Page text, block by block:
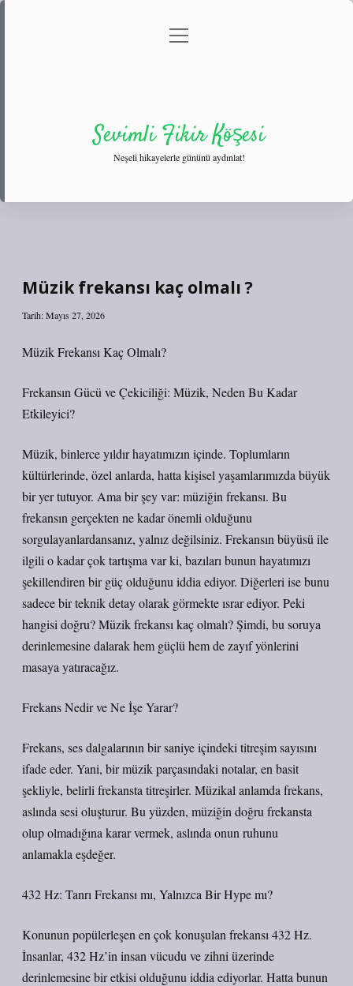
Gizlilik Politikası
menüyü
Sevimli Fikir Köşesi
Neşeli hikayelerle gününü aydınlat!
Müzik frekansı kaç olmalı ?
Tarih: Mayıs 27, 2026
Müzik Frekansı Kaç Olmalı?
Frekansın Gücü ve Çekiciliği: Müzik, Neden Bu Kadar
Etkileyici?
Müzik, binlerce yıldır hayatımızın içinde. Toplumların
kültürlerinde, özel anlarda, hatta kişisel yaşamlarımızda büyük
bir yer tutuyor. Ama bir şey var: müziğin frekansı. Bu
frekansın gerçekten ne kadar önemli olduğunu
sorgulayanlardansanız, yalnız değilsiniz. Frekansın büyüsü ile
ilgili o kadar çok tartışma var ki, bazıları bunun hayatımızı
şekillendiren bir güç olduğunu iddia ediyor. Diğerleri ise bunu
sadece bir teknik detay olarak görmekte ısrar ediyor. Peki
hangisi doğru? Müzik frekansı kaç olmalı? Şimdi, bu soruya
derinlemesine dalarak hem güçlü hem de zayıf yönlerini
masaya yatıracağız.
Frekans Nedir ve Ne İşe Yarar?
Frekans, ses dalgalarının bir saniye içindeki titreşim sayısını
ifade eder. Yani, bir müzik parçasındaki notalar, en basit
şekliyle, belirli frekansta titreşirler. Müzikal anlamda frekans,
aslında sesi oluşturur. Bu yüzden, müziğin doğru frekansta
olup olmadığına karar vermek, aslında onun ruhunu
anlamakla eşdeğer.
432 Hz: Tanrı Frekansı mı, Yalnızca Bir Hype mı?
Konunun popülerleşen en çok konuşulan frekansı 432 Hz.
İnsanlar, 432 Hz’in insan vücudu ve zihni üzerinde
derinlemesine bir etkisi olduğunu iddia ediyorlar. Hatta bunun